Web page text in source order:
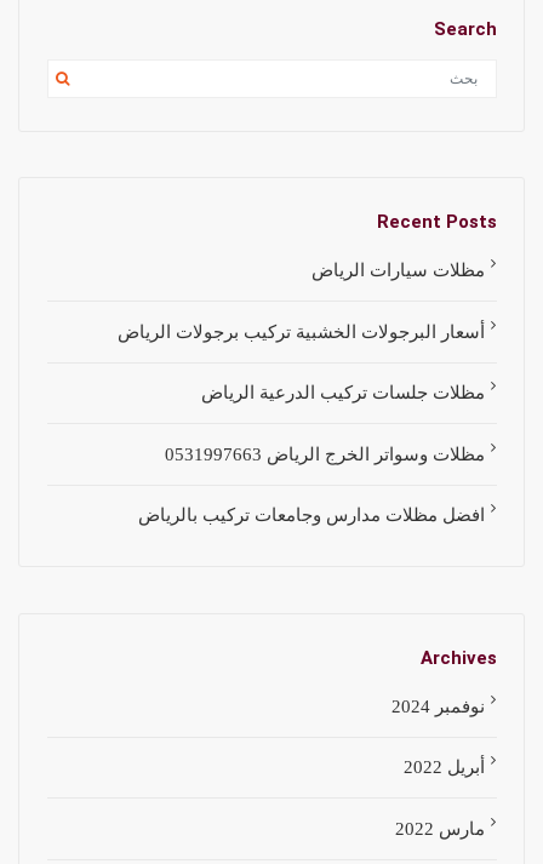
Search
Recent Posts
مظلات سيارات الرياض
أسعار البرجولات الخشبية تركيب برجولات الرياض
مظلات جلسات تركيب الدرعية الرياض
مظلات وسواتر الخرج الرياض 0531997663
افضل مظلات مدارس وجامعات تركيب بالرياض
Archives
نوفمبر 2024
أبريل 2022
مارس 2022